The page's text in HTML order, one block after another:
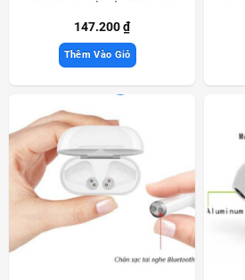
147.200₫
Thêm Vào Giỏ